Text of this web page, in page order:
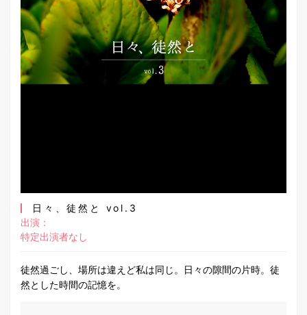
日々、徒然と vol.3
出演：
特定出演者なし
徒然過ごし、場所は違えど私は同じ。日々の隙間の片時。徒
然とした時間の記憶を。